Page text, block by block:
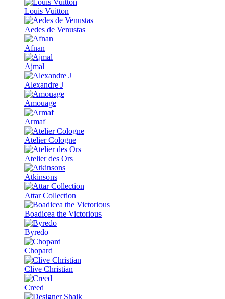
Louis Vuitton
Aedes de Venustas
Afnan
Ajmal
Alexandre J
Amouage
Armaf
Atelier Cologne
Atelier des Ors
Atkinsons
Attar Collection
Boadicea the Victorious
Byredo
Chopard
Clive Christian
Creed